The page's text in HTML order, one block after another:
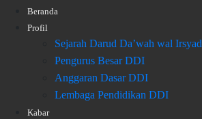
Beranda
Profil
Sejarah Darud Da’wah wal Irsyad
Pengurus Besar DDI
Anggaran Dasar DDI
Lembaga Pendidikan DDI
Kabar